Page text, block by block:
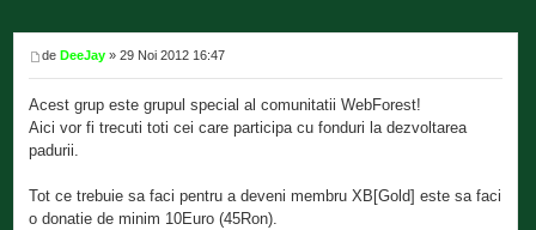
deDeeJay » 29 Noi 2012 16:47
Acest grup este grupul special al comunitatii WebForest!
Aici vor fi trecuti toti cei care participa cu fonduri la dezvoltarea
padurii.
Tot ce trebuie sa faci pentru a deveni membru XB[Gold] este sa faci
o donatie de minim 10Euro (45Ron).